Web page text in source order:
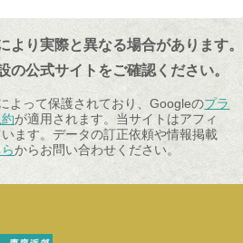
より実際と異なる場合があります。
の公式サイトをご確認ください。
よって保護されており、Googleのプラ
が適用されます。当サイトはアフィ
ます。データの訂正依頼や情報掲載
らからお問い合わせください。